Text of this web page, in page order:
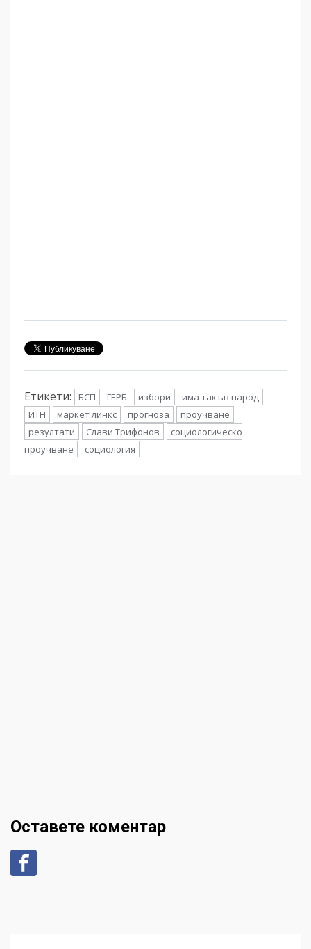
Етикети: БСП ГЕРБ избори
има такъв народ
ИТН
маркет линкс прогноза
проучване
резултати
Слави Трифонов
социологическо
проучване
социология
Оставете коментар